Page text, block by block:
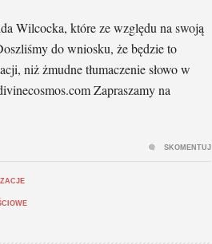
Wilcocka, które ze względu na swoją
do wniosku, że będzie to
niż żmudne tłumaczenie słowo w
Zapraszamy na
SKOMENTUJ